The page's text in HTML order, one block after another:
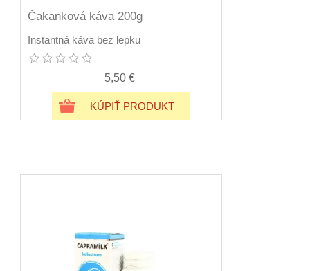
Čakanková káva 200g
Instantná káva bez lepku
5,50 €
KÚPIŤ PRODUKT